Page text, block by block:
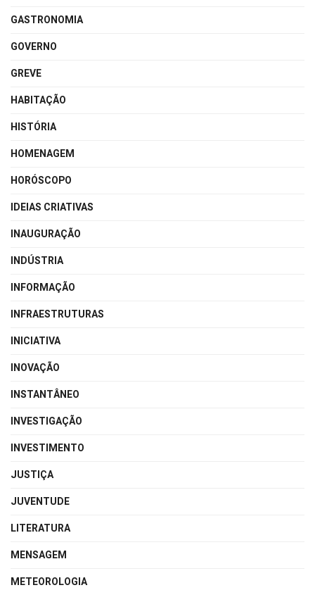
GASTRONOMIA
GOVERNO
GREVE
HABITAÇÃO
HISTÓRIA
HOMENAGEM
HORÓSCOPO
IDEIAS CRIATIVAS
INAUGURAÇÃO
INDÚSTRIA
INFORMAÇÃO
INFRAESTRUTURAS
INICIATIVA
INOVAÇÃO
INSTANTÂNEO
INVESTIGAÇÃO
INVESTIMENTO
JUSTIÇA
JUVENTUDE
LITERATURA
MENSAGEM
METEOROLOGIA